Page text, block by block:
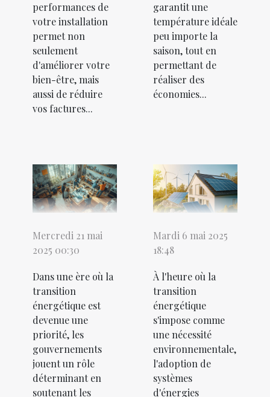
performances de
votre installation
permet non
seulement
d'améliorer votre
bien-être, mais
aussi de réduire
vos factures...
garantit une
température idéale
peu importe la
saison, tout en
permettant de
réaliser des
économies...
Mercredi 21 mai
2025 00:30
Dans une ère où la
transition
énergétique est
devenue une
priorité, les
gouvernements
jouent un rôle
déterminant en
soutenant les
Mardi 6 mai 2025
18:48
À l'heure où la
transition
énergétique
s'impose comme
une nécessité
environnementale,
l'adoption de
systèmes
d'énergies